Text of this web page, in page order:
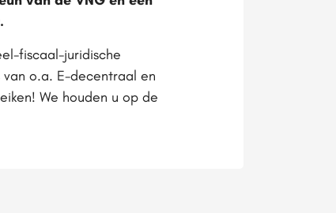
fiscaal-juridische
van o.a. E-decentraal en
We houden u op de